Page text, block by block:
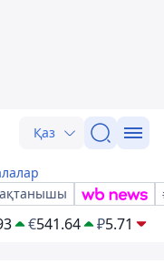
Қаз
€541.64 ₽5.71